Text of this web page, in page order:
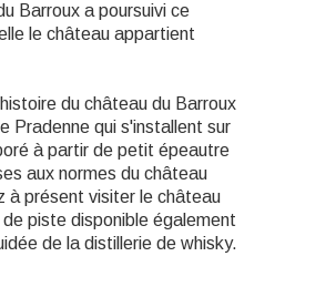
Barroux a poursuivi ce
le château appartient
du château du Barroux
Pradenne qui s'installent sur
à partir de petit épeautre
aux normes du château
à présent visiter le château
piste disponible également
de la distillerie de whisky.